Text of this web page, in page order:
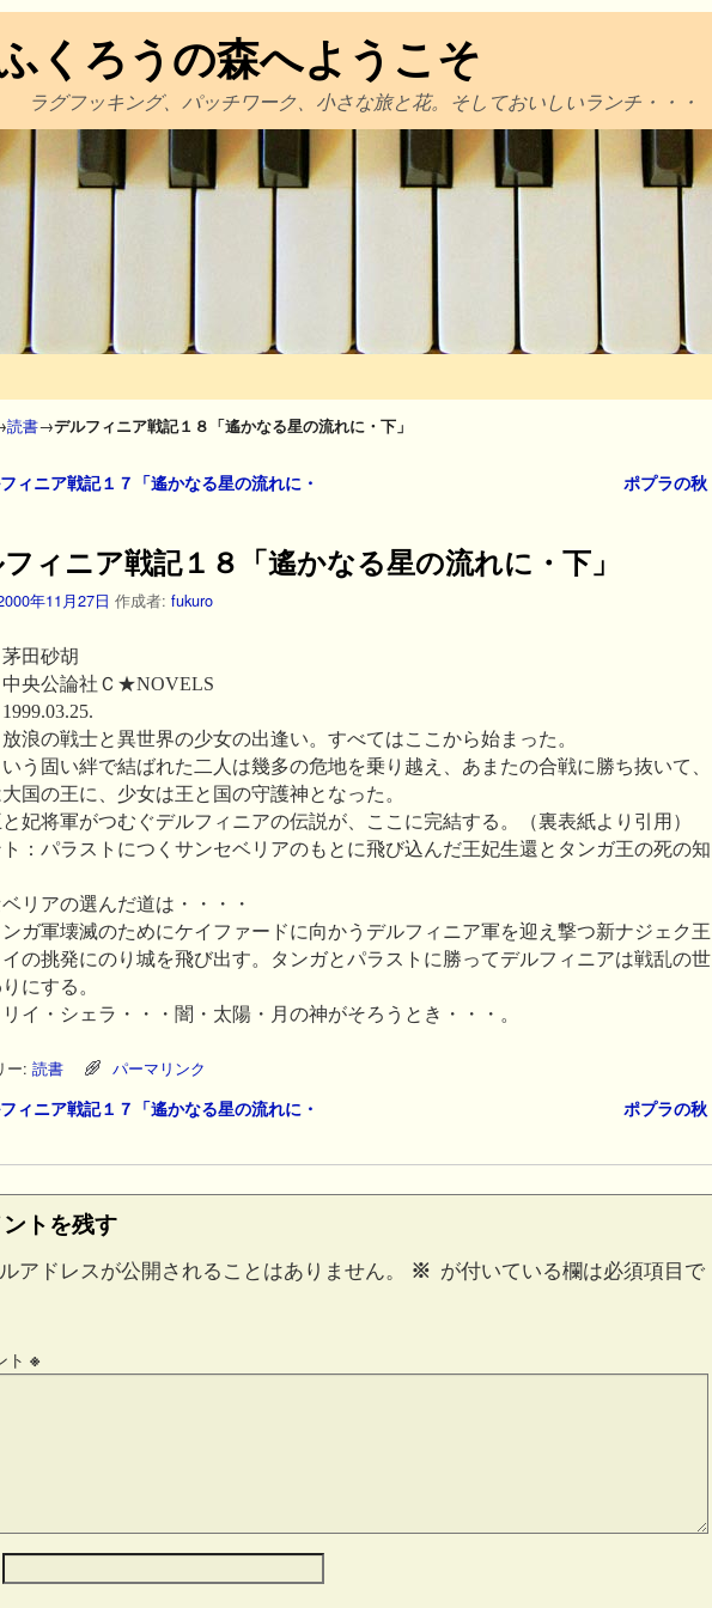
くろうの森へようこそ
ラグフッキング、パッチワーク、小さな旅と花。そしておいしいランチ・・・
読書→デルフィニア戦記１８「遙かなる星の流れに・下」
ビゲーション
ィニア戦記１７「遙かなる星の流れに・
ポプラの秋
ィニア戦記１８「遙かなる星の流れに・下」
年11月27日 作成者: fukuro
田砂胡
中央公論社Ｃ★NOVELS
浪の戦士と異世界の少女の出逢い。すべてはここから始まった。
う固い絆で結ばれた二人は幾多の危地を乗り越え、あまたの合戦に勝ち抜いて、
国の王に、少女は王と国の守護神となった。
妃将軍がつむぐデルフィニアの伝説が、ここに完結する。（裏表紙より引用）
ト：パラストにつくサンセベリアのもとに飛び込んだ王妃生還とタンガ王の死の知
リアの選んだ道は・・・・
ガ軍壊滅のためにケイファードに向かうデルフィニア軍を迎え撃つ新ナジェク王
の挑発にのり城を飛び出す。タンガとパラストに勝ってデルフィニアは戦乱の世
にする。
イ・シェラ・・・闇・太陽・月の神がそろうとき・・・。
ー: 読書 パーマリンク
ビゲーション
ィニア戦記１７「遙かなる星の流れに・
ポプラの秋
トを残す
アドレスが公開されることはありません。 ※ が付いている欄は必須項目で
ト ※